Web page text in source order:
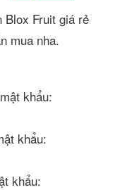
Blox Fruit giá rẻ
mua nha.
khẩu:
khẩu:
khẩu: